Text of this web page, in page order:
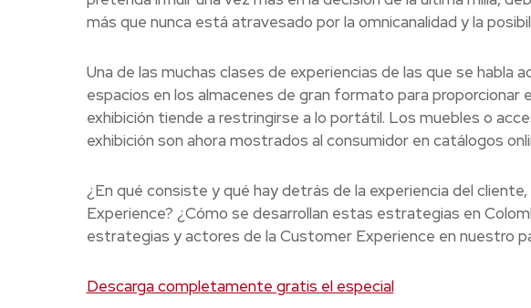
más que nunca está atravesado por la omnicanalidad y la
Una de las muchas clases de experiencias de las que se habla
espacios en los almacenes de gran formato para proporcionar
exhibición tiende a restringirse a lo portátil. Los muebles o
exhibición son ahora mostrados al consumidor en catálogos
¿En qué consiste y qué hay detrás de la experiencia del
Experience? ¿Cómo se desarrollan estas estrategias en
estrategias y actores de la Customer Experience en nuestro
Descarga completamente gratis el especial